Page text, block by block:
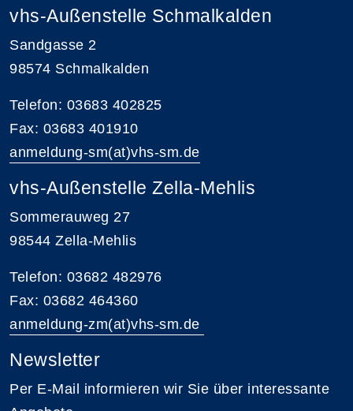
vhs-Außenstelle Schmalkalden
Sandgasse 2
98574 Schmalkalden
Telefon: 03683 402825
Fax: 03683 401910
anmeldung-sm(at)vhs-sm.de
vhs-Außenstelle Zella-Mehlis
Sommerauweg 27
98544 Zella-Mehlis
Telefon: 03682 482976
Fax: 03682 464360
anmeldung-zm(at)vhs-sm.de
Newsletter
Per E-Mail informieren wir Sie über interessante